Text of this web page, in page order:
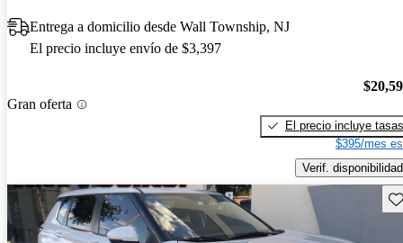
Entrega a domicilio desde Wall Township, NJ
El precio incluye envío de $3,397
Gran oferta
El precio incluye tasas
$395/mes
Verif. disponibilidad